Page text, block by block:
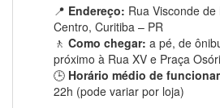
📍 Endereço: Rua Visconde
Centro, Curitiba – PR
🚶 Como chegar: a pé, de
próximo à Rua XV e Praça
🕒 Horário médio de
22h (pode variar por loja)